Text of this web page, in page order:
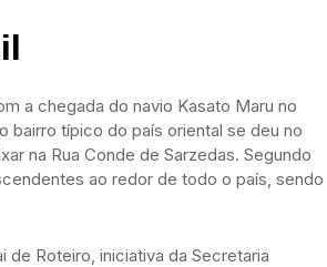
a chegada do navio Kasato Maru no
bairro típico do país oriental se deu no
na Rua Conde de Sarzedas. Segundo
ao redor de todo o país, sendo
Roteiro, iniciativa da Secretaria